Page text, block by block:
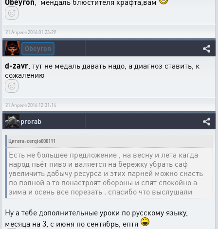
21 Апреля 2016 01:23:29
Obeyron
d-zavr , тут не медаль давать надо, а диагноз ставить, к
сожалению
21 Апреля 2016 12:31:14
prorab
Цитата: cerqio000111
Есть не большее предложение , на весну и лета кагда
народ пьёт пиво и валяется на бережку убрать саф
увеличить дабычу ресурса и этих парней можно снасть
по полной а то понастроят обороны и спят спокойно а
зима и осень все порезать . спасибо что выслушали
Ну а тебе дополнительные уроки по русскому языку,
месяца на 3, с июня по сентябрь, ептя